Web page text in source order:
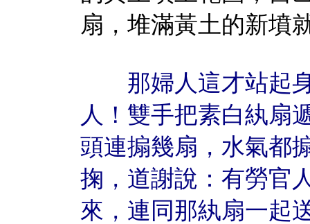
扇，堆滿黃土的新墳
那婦人這才站起身
人！雙手把素白紈扇
頭連搧幾扇，水氣都
掬，道謝說：有勞官
來，連同那紈扇一起